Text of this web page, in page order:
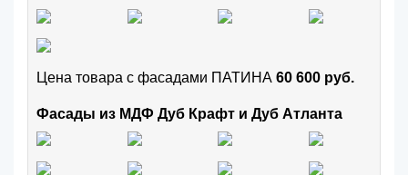
Цена товара с фасадами ПАТИНА 60 600 руб.
Фасады из МДФ Дуб Крафт и Дуб Атланта